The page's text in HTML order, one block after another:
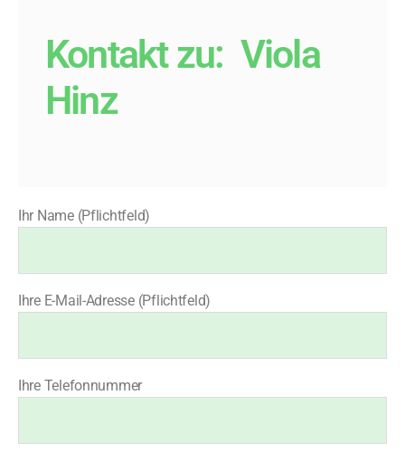
Kontakt zu: Viola
Hinz
Ihr Name (Pflichtfeld)
Ihre E-Mail-Adresse (Pflichtfeld)
Ihre Telefonnummer